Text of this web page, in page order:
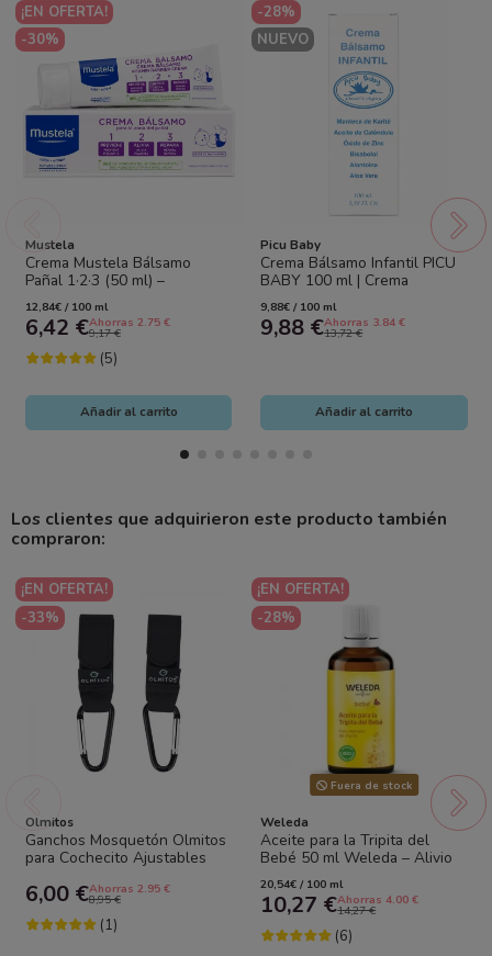
¡EN OFERTA!
-30%
Mustela
Crema Mustela Bálsamo
Pañal 1·2·3 (50 ml) –
Previene, Alivia y Repara
Irritaciones y...
12,84€ / 100 ml
6,42 €Ahorras 2.75 €
9,17 €
(5)
Añadir al carrito
-28%
NUEVO
Picu Baby
Crema Bálsamo Infantil PICU
BABY 100 ml | Crema
Protectora para el Culito del
Bebé con...
9,88€ / 100 ml
9,88 €Ahorras 3.84 €
13,72 €
Añadir al carrito
Los clientes que adquirieron este producto también
compraron:
¡EN OFERTA!
-33%
Olmitos
Ganchos Mosquetón Olmitos
para Cochecito Ajustables
6,00 €Ahorras 2.95 €
8,95 €
(1)
¡EN OFERTA!
-28%
Fuera de stock
Weleda
Aceite para la Tripita del
Bebé 50 ml Weleda – Alivio
Natural para Cólicos y Gases
20,54€ / 100 ml
10,27 €Ahorras 4.00 €
14,27 €
(6)